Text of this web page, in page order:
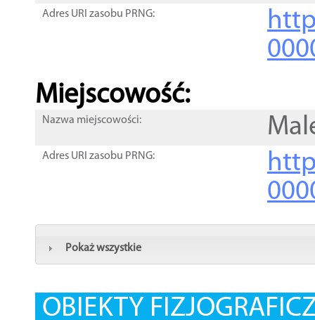
Adres URI zasobu PRNG:
Miejscowość:
Nazwa miejscowości:
Adres URI zasobu PRNG:
Pokaż wszystkie
OBIEKTY